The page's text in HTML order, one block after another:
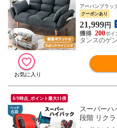
リクライニ
ソファ ソ
掛け
約】8月下
アーバンブラッ
クーポンあり
21,999円
200
タンスのゲ
8/9時点_ポイント最大11倍
スーパーハ
段階 リク